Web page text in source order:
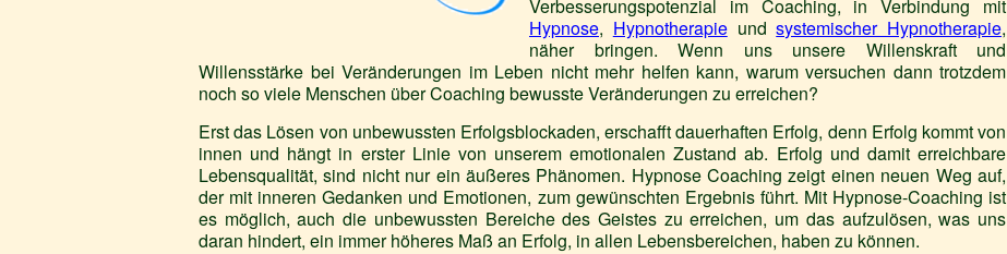
Verbesserungspotenzial im Coaching, in Verbindung mit
Hypnose, Hypnotherapieundsystemischer Hypnotherapie,
näher bringen. Wenn uns unsere Willenskraft und
Willensstärke bei Veränderungen im Leben nicht mehr helfen kann, warum versuchen dann trotzdem
noch so viele Menschen über Coaching bewusste Veränderungen zu erreichen?
Erst das Lösen von unbewussten Erfolgsblockaden, erschafft dauerhaften Erfolg, denn Erfolg kommt von
innen und hängt in erster Linie von unserem emotionalen Zustand ab. Erfolg und damit erreichbare
Lebensqualität, sind nicht nur ein äußeres Phänomen. Hypnose Coaching zeigt einen neuen Weg auf,
der mit inneren Gedanken und Emotionen, zum gewünschten Ergebnis führt. Mit Hypnose-Coaching ist
es möglich, auch die unbewussten Bereiche des Geistes zu erreichen, um das aufzulösen, was uns
daran hindert, ein immer höheres Maß an Erfolg, in allen Lebensbereichen, haben zu können.